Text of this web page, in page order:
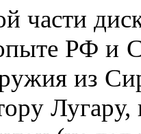
части
РФ и
из